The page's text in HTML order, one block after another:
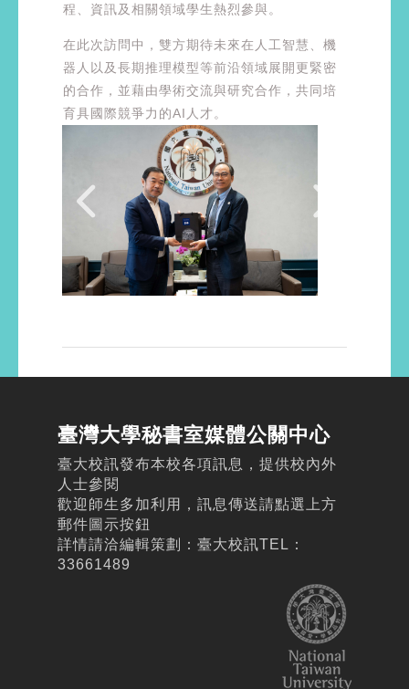
程、資訊及相關領域學生熱烈參與。
在此次訪問中，雙方期待未來在人工智慧、機
器人以及長期推理模型等前沿領域展開更緊密
的合作，並藉由學術交流與研究合作，共同培
育具國際競爭力的AI人才。
臺灣大學秘書室媒體公關中心
臺大校訊發布本校各項訊息，提供校內外
人士參閱
歡迎師生多加利用，訊息傳送請點選上方
郵件圖示按鈕
詳情請洽編輯策劃：臺大校訊TEL：
33661489